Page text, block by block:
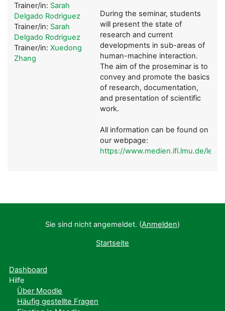
During the seminar, students
will present the state of
research and current
developments in sub-areas of
human-machine interaction.
The aim of the proseminar is to
convey and promote the basics
of research, documentation,
and presentation of scientific
work.
All information can be found on
our webpage:
https://www.medien.ifi.lmu.de/
Trainer/in: Sarah
Delgado Rodriguez
Trainer/in: Sarah
Delgado Rodriguez
Trainer/in: Xuedong
Zhang
Sie sind nicht angemeldet. (Anmelden)
Startseite
Dashboard
Hilfe
Über Moodle
Häufig gestellte Fragen